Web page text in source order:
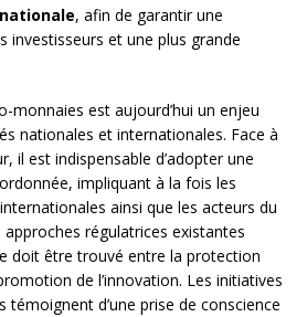
, afin de garantir une
investisseurs et une plus grande
monnaies est aujourd’hui un enjeu
nationales et internationales. Face à
il est indispensable d’adopter une
impliquant à la fois les
ainsi que les acteurs du
régulatrices existantes
doit être trouvé entre la protection
de l’innovation. Les initiatives
d’une prise de conscience